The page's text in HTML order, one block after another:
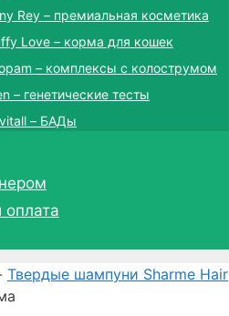
Rey – премиальная косметика
Love – корма для кошек
– комплексы с колострумом
– генетические тесты
– БАДы
оплата
Твердые шампуни Sharme Hair